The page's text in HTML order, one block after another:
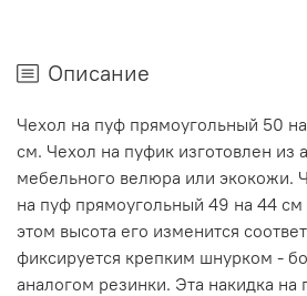
Описание
Чехол на пуф прямоугольный 50
см. Чехол на пуфик изготовлен из
мебельного велюра или экокожи.
на пуф прямоугольный 49 на 44 см
этом высота его изменится
фиксируется крепким шнурком -
аналогом резинки. Эта накидка